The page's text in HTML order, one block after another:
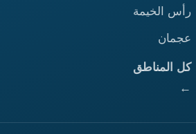
رأس الخيمة
عجمان
كل المناطق
←